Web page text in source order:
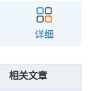
详细
相关文章